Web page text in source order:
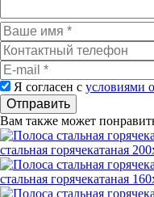
Я согласен с условиями
Отправить
Вам также может
стальная горячекатаная
стальная горячекатаная